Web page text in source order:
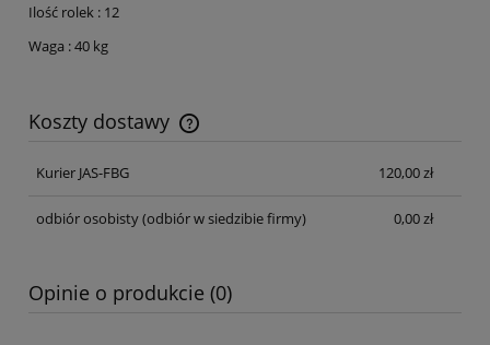
Ilość rolek : 12
Waga : 40 kg
Koszty dostawy
Cena nie zawiera ewentualnych kosztów płatności
Kurier JAS-FBG
120,00 zł
odbiór osobisty(odbiór w siedzibie firmy) 0,00 zł
Opinie o produkcie (0)